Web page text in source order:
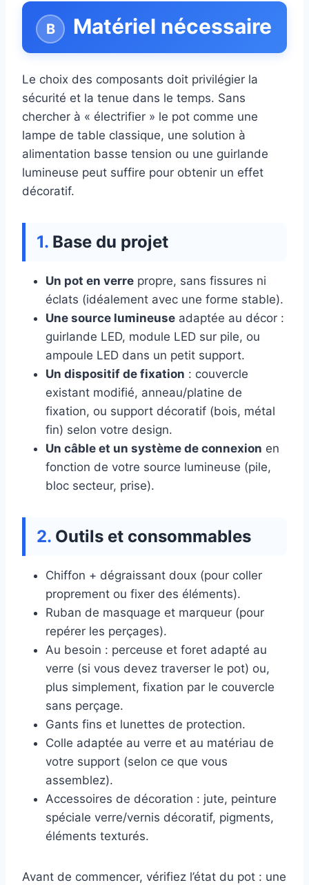
Matériel nécessaire
Le choix des composants doit privilégier la
sécurité et la tenue dans le temps. Sans
chercher à « électrifier » le pot comme une
lampe de table classique, une solution à
alimentation basse tension ou une guirlande
lumineuse peut suffire pour obtenir un effet
décoratif.
Base du projet
Un pot en verre propre, sans fissures ni
éclats (idéalement avec une forme stable).
Une source lumineuse adaptée au décor :
guirlande LED, module LED sur pile, ou
ampoule LED dans un petit support.
Un dispositif de fixation : couvercle
existant modifié, anneau/platine de
fixation, ou support décoratif (bois, métal
fin) selon votre design.
Un câble et un système de connexion en
fonction de votre source lumineuse (pile,
bloc secteur, prise).
Outils et consommables
Chiffon + dégraissant doux (pour coller
proprement ou fixer des éléments).
Ruban de masquage et marqueur (pour
repérer les perçages).
Au besoin : perceuse et foret adapté au
verre (si vous devez traverser le pot) ou,
plus simplement, fixation par le couvercle
sans perçage.
Gants fins et lunettes de protection.
Colle adaptée au verre et au matériau de
votre support (selon ce que vous
assemblez).
Accessoires de décoration : jute, peinture
spéciale verre/vernis décoratif, pigments,
éléments texturés.
Avant de commencer, vérifiez l’état du pot : une